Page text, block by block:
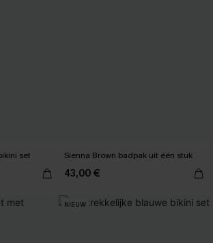
set Sienna Brown badpak uit één stuk
43,00 €
NIEUW